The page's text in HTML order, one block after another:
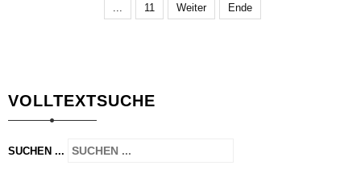
11 Weiter Ende
VOLLTEXTSUCHE
SUCHEN ...